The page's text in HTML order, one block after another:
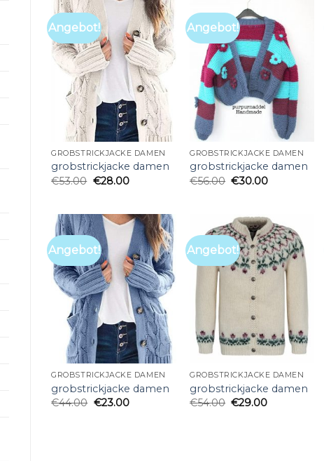
Angebot!
GROBSTRICKJACKE DAMEN
grobstrickjacke damen
€53.00 €28.00
Angebot!
GROBSTRICKJACKE DAMEN
grobstrickjacke damen
€56.00 €30.00
Angebot!
GROBSTRICKJACKE DAMEN
grobstrickjacke damen
€44.00 €23.00
Angebot!
GROBSTRICKJACKE DAMEN
grobstrickjacke damen
€54.00 €29.00